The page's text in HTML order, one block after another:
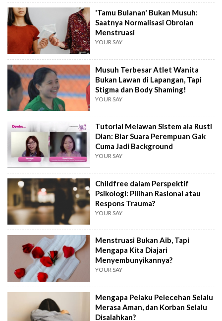
'Tamu Bulanan' Bukan Musuh:
Saatnya Normalisasi Obrolan
Menstruasi
YOUR SAY
Musuh Terbesar Atlet Wanita
Bukan Lawan di Lapangan, Tapi
Stigma dan Body Shaming!
YOUR SAY
Tutorial Melawan Sistem ala Rusti
Dian: Biar Suara Perempuan Gak
Cuma Jadi Background
YOUR SAY
Childfree dalam Perspektif
Psikologi: Pilihan Rasional atau
Respons Trauma?
YOUR SAY
Menstruasi Bukan Aib, Tapi
Mengapa Kita Diajari
Menyembunyikannya?
YOUR SAY
Mengapa Pelaku Pelecehan Selalu
Merasa Aman, dan Korban Selalu
Disalahkan?